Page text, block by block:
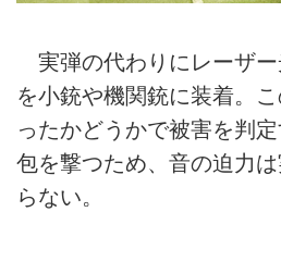
実弾の代わりにレーザ
を小銃や機関銃に装着。
ったかどうかで被害を判
包を撃つため、音の迫力
らない。